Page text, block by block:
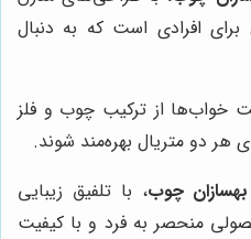
برای افرادی است که به دنبال
خواب‌ها از ترکیب چوب و فلز
هر دو متریال بهره‌مند شوند.
بهسازان چوب، با تلفیق زیبایی
منحصر به فرد و با کیفیت